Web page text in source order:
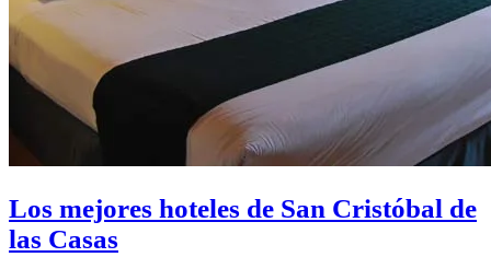
Los mejores hoteles de San Cristóbal de
las Casas